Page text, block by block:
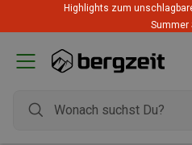
Highlights zum
Summer